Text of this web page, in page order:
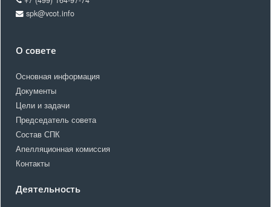
spk@vcot.info
О совете
Основная информация
Документы
Цели и задачи
Председатель совета
Состав СПК
Апелляционная комиссия
Контакты
Деятельность